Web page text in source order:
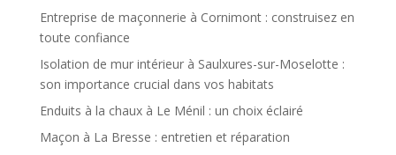
Entreprise de maçonnerie à Cornimont : construisez en
toute confiance
Isolation de mur intérieur à Saulxures-sur-Moselotte :
son importance crucial dans vos habitats
Enduits à la chaux à Le Ménil : un choix éclairé
Maçon à La Bresse : entretien et réparation